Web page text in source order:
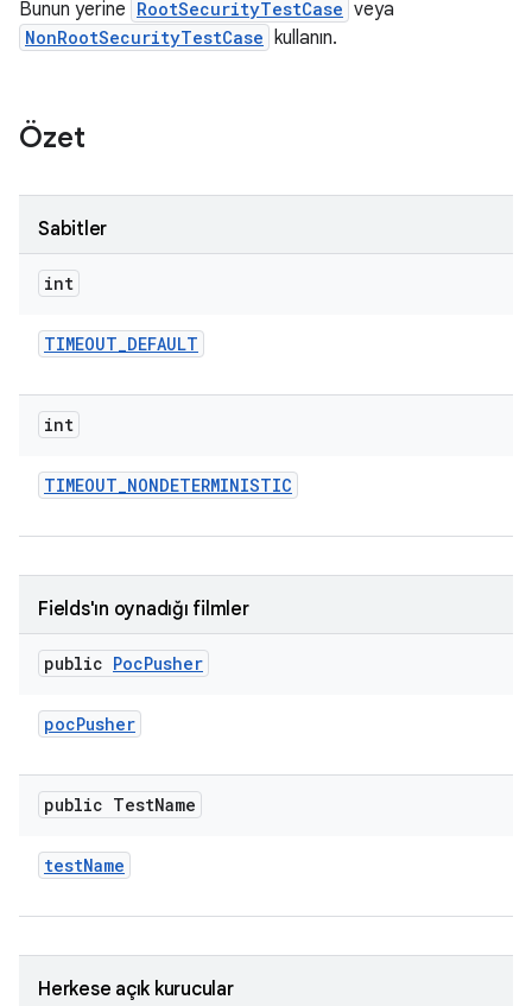
Bunun yerine RootSecurityTestCase veya
NonRootSecurityTestCase kullanın.
Özet
Sabitler
int
TIMEOUT_DEFAULT
int
TIMEOUT_NONDETERMINISTIC
Fields'ın oynadığı filmler
public PocPusher
pocPusher
public TestName
testName
Herkese açık kurucular